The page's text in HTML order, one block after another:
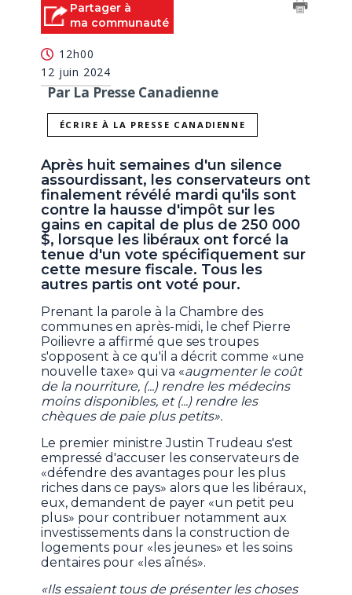
Partager à
ma communauté
12h00
12 juin 2024
Par La Presse Canadienne
ÉCRIRE À LA PRESSE CANADIENNE
Après huit semaines d'un silence
assourdissant, les conservateurs ont
finalement révélé mardi qu'ils sont
contre la hausse d'impôt sur les
gains en capital de plus de 250 000
$, lorsque les libéraux ont forcé la
tenue d'un vote spécifiquement sur
cette mesure fiscale. Tous les
autres partis ont voté pour.
Prenant la parole à la Chambre des
communes en après-midi, le chef Pierre
Poilievre a affirmé que ses troupes
s'opposent à ce qu'il a décrit comme «une
nouvelle taxe» qui va «augmenter le coût
de la nourriture, (...) rendre les médecins
moins disponibles, et (...) rendre les
chèques de paie plus petits».
Le premier ministre Justin Trudeau s'est
empressé d'accuser les conservateurs de
«défendre des avantages pour les plus
riches dans ce pays» alors que les libéraux,
eux, demandent de payer «un petit peu
plus» pour contribuer notamment aux
investissements dans la construction de
logements pour «les jeunes» et les soins
dentaires pour «les aînés».
«Ils essaient tous de présenter les choses